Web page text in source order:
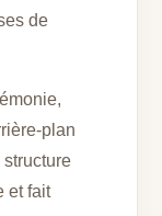
de
plan
et fait